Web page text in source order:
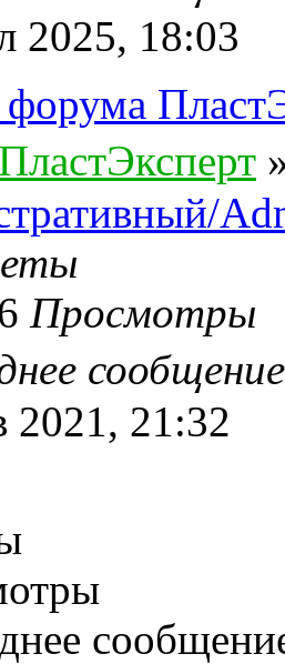
2025, 18:03
Просмотры
2021, 21:32